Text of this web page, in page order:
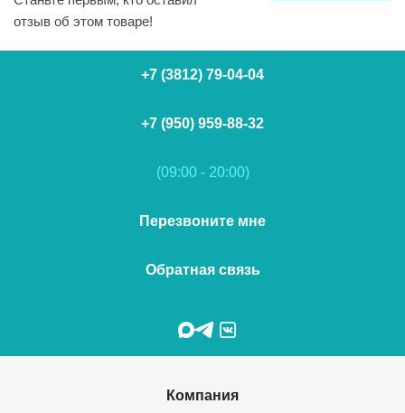
отзыв об этом товаре!
+7 (3812) 79-04-04
+7 (950) 959-88-32
(09:00 - 20:00)
Перезвоните мне
Обратная связь
Компания